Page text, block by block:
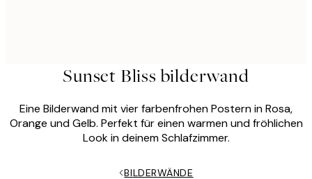
Sunset Bliss bilderwand
Eine Bilderwand mit vier farbenfrohen Postern in Rosa,
Orange und Gelb. Perfekt für einen warmen und fröhlichen
Look in deinem Schlafzimmer.
BILDERWÄNDE